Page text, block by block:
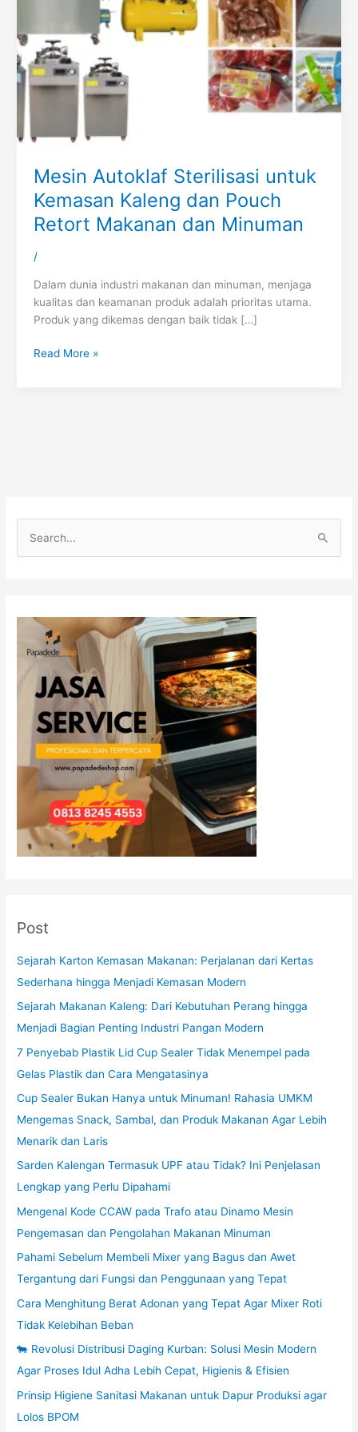
Post
Sejarah Karton Kemasan Makanan: Perjalanan dari Kertas
Sederhana hingga Menjadi Kemasan Modern
Sejarah Makanan Kaleng: Dari Kebutuhan Perang hingga
Menjadi Bagian Penting Industri Pangan Modern
7 Penyebab Plastik Lid Cup Sealer Tidak Menempel pada
Gelas Plastik dan Cara Mengatasinya
Cup Sealer Bukan Hanya untuk Minuman! Rahasia UMKM
Mengemas Snack, Sambal, dan Produk Makanan Agar Lebih
Menarik dan Laris
Sarden Kalengan Termasuk UPF atau Tidak? Ini Penjelasan
Lengkap yang Perlu Dipahami
Mengenal Kode CCAW pada Trafo atau Dinamo Mesin
Pengemasan dan Pengolahan Makanan Minuman
Pahami Sebelum Membeli Mixer yang Bagus dan Awet
Tergantung dari Fungsi dan Penggunaan yang Tepat
Cara Menghitung Berat Adonan yang Tepat Agar Mixer Roti
Tidak Kelebihan Beban
🐄 Revolusi Distribusi Daging Kurban: Solusi Mesin Modern
Agar Proses Idul Adha Lebih Cepat, Higienis & Efisien
Prinsip Higiene Sanitasi Makanan untuk Dapur Produksi agar
Lolos BPOM
Mesin Autoklaf Sterilisasi untuk
Kemasan Kaleng dan Pouch
Retort Makanan dan Minuman
/
Dalam dunia industri makanan dan minuman, menjaga
kualitas dan keamanan produk adalah prioritas utama.
Produk yang dikemas dengan baik tidak […]
Read More »